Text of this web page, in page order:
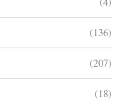
(136)
(207)
(18)